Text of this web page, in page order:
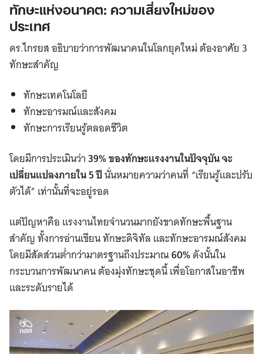
ทักษะแห่งอนาคต: ความเสี่ยงใหม่ของ
ประเทศ
ดร.ไกรยส อธิบายว่าการพัฒนาคนในโลกยุคใหม่ ต้องอาศัย 3
ทักษะสำคัญ
ทักษะเทคโนโลยี
ทักษะอารมณ์และสังคม
ทักษะการเรียนรู้ตลอดชีวิต
โดยมีการประเมินว่า39% ของทักษะแรงงานในปัจจุบัน จะ
เปลี่ยนแปลงภายใน 5 ปีนั่นหมายความว่าคนที่ “เรียนรู้และปรับ
ตัวได้” เท่านั้นที่จะอยู่รอด
แต่ปัญหาคือ แรงงานไทยจำนวนมากยังขาดทักษะพื้นฐาน
สำคัญ ทั้งการอ่านเขียน ทักษะดิจิทัล และทักษะอารมณ์สังคม
โดยมีสัดส่วนต่ำกว่ามาตรฐานถึงประมาณ60%ดังนั้นใน
กระบวนการพัฒนาคน ต้องมุ่งทักษะชุดนี้ เพื่อโอกาสในอาชีพ
และระดับรายได้